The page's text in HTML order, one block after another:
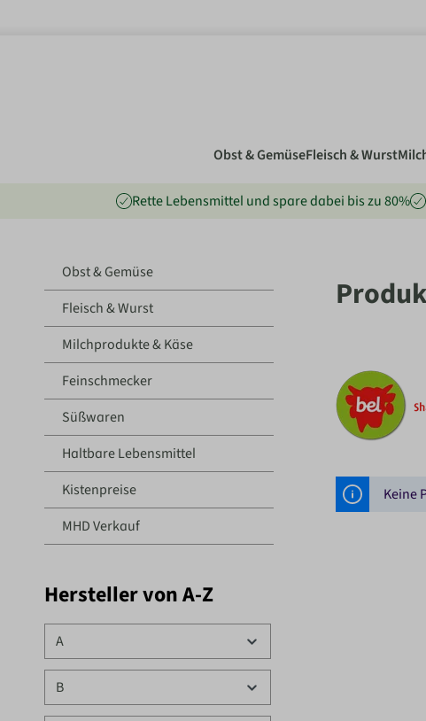
Obst & GemüseFleisch & Wurst
Rette Lebensmittel und spare dabei bis zu 80%
Obst & Gemüse
Fleisch & Wurst
Milchprodukte & Käse
Feinschmecker
Süßwaren
Haltbare Lebensmittel
Kistenpreise
MHD Verkauf
Hersteller von A-Z
A
B
Keine